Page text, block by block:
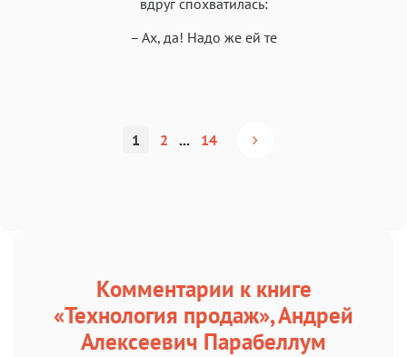
– Ах, да! Надо же ей те
1 2 ... 14
Комментарии к книге
«Технология продаж», Андрей
Алексеевич Парабеллум